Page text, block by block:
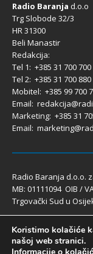
Radio Baranja d.o.o
Trg Slobode 32/3
HR 31300
Beli Manastir
Redakcija:
Tel 1: +385 31 700 700
Tel 2: +385 31 700 880
Mobitel: +385 99 700
Email:
Marketing: +385 31
Email:
Radio Baranja d.o.o.
MB: 01111094 OIB /
Trgovački Sud u
Temeljni kapital
Poslovni račun PBZ:
IBAN:
Koristimo kolačiće
našoj web stranici.